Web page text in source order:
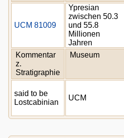
UCM 81009
Ypresian
zwischen 50.3
und 55.8
Millionen
Jahren
Kommentar
z.
Stratigraphie
Museum
said to be
Lostcabinian
UCM